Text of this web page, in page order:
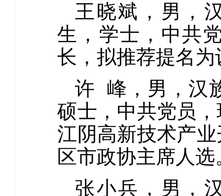
王晓斌，男，
生，学士，中共
长，拟推荐提名
许 峰，男，汉
硕士，中共党员
江阴高新技术产
区市政协主席人选
张小兵，男，